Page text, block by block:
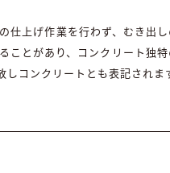
上げ作業を行わず、むき出
ことがあり、コンクリート独
コンクリートとも表記されま